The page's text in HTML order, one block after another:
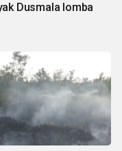
Dusmala lomba